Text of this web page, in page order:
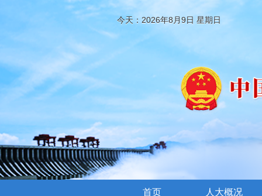
今天：2026年8月9日 星期日
首页 人大概况